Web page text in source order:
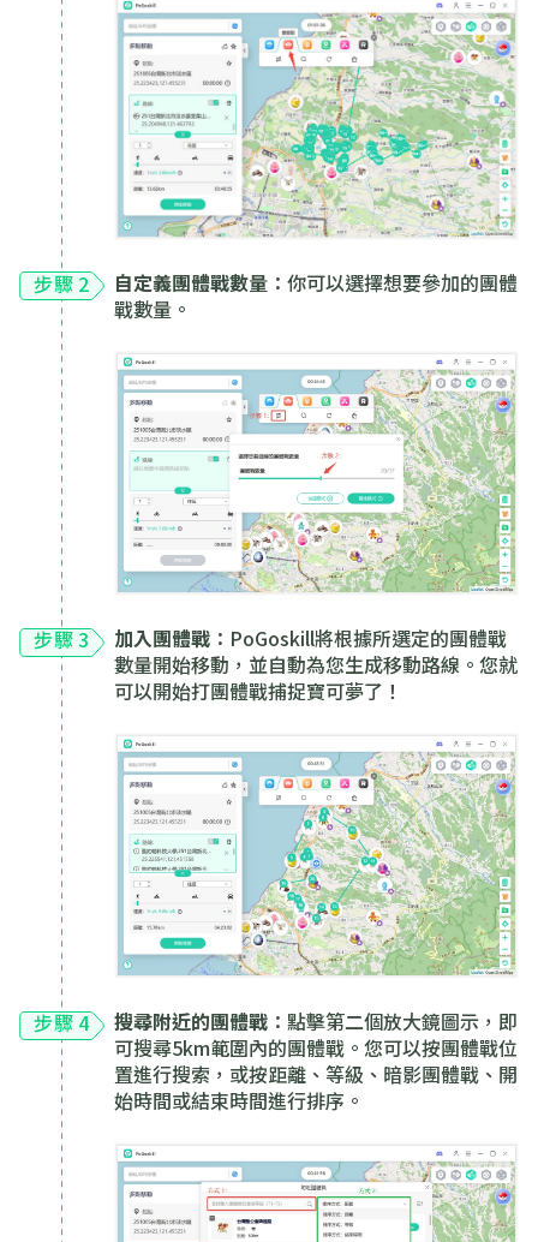
步驟 2 自定義團體戰數量 ：你可以選擇想要參加的團體
戰數量。
步驟 3 加入團體戰 ：PoGoskill將根據所選定的團體戰
數量開始移動，並自動為您生成移動路線。您就
可以開始打團體戰捕捉寶可夢了！
步驟 4 搜尋附近的團體戰 ：點擊第二個放大鏡圖示，即
可搜尋5km範圍內的團體戰。您可以按團體戰位
置進行搜索，或按距離、等級、暗影團體戰、開
始時間或結束時間進行排序。